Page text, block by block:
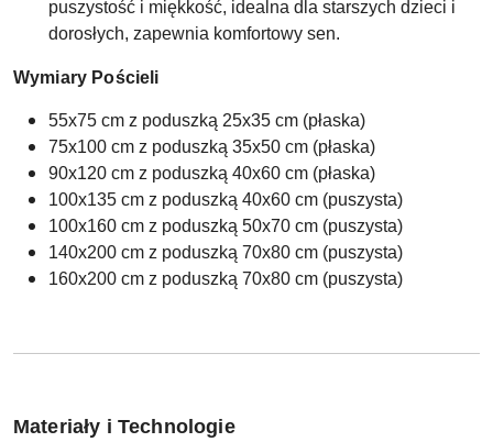
puszystość i miękkość, idealna dla starszych dzieci i
dorosłych, zapewnia komfortowy sen.
Wymiary Pościeli
55x75 cm z poduszką 25x35 cm (płaska)
75x100 cm z poduszką 35x50 cm (płaska)
90x120 cm z poduszką 40x60 cm (płaska)
100x135 cm z poduszką 40x60 cm (puszysta)
100x160 cm z poduszką 50x70 cm (puszysta)
140x200 cm z poduszką 70x80 cm (puszysta)
160x200 cm z poduszką 70x80 cm (puszysta)
Materiały i Technologie